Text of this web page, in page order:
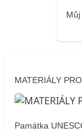
MATERIÁLY
Památka